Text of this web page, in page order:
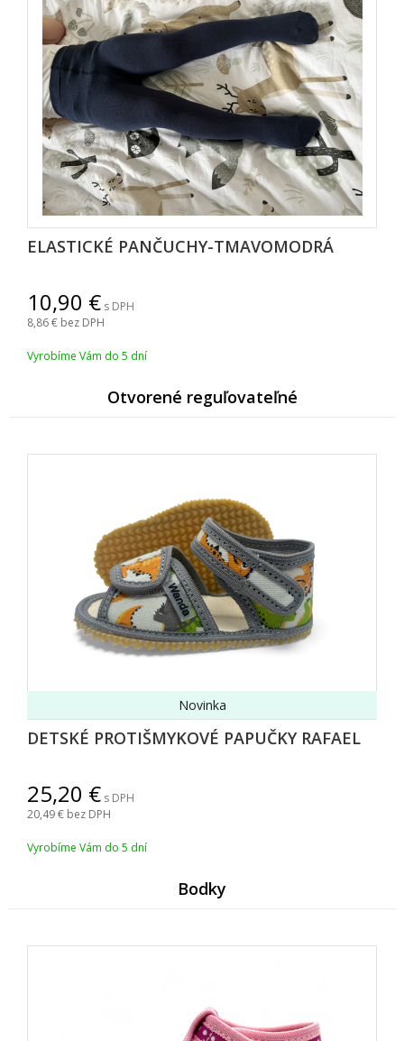
ELASTICKÉ PANČUCHY-TMAVOMODRÁ
10,90
s DPH
8,86 bez DPH
Vyrobíme Vám do 5 dní
Otvorené reguľovateľné
DETSKÉ PROTIŠMYKOVÉ PAPUČKY RAFAEL
Novinka
25,20
s DPH
20,49 bez DPH
Vyrobíme Vám do 5 dní
Bodky